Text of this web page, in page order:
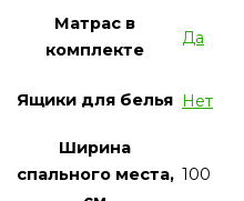
Матрас в
комплекте
Да
Ящики для белья Нет
Ширина
спального места, 100